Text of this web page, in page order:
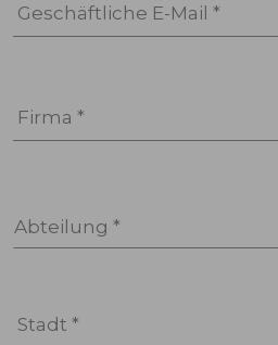
Geschäftliche E-Mail *
Firma *
Abteilung *
Stadt *